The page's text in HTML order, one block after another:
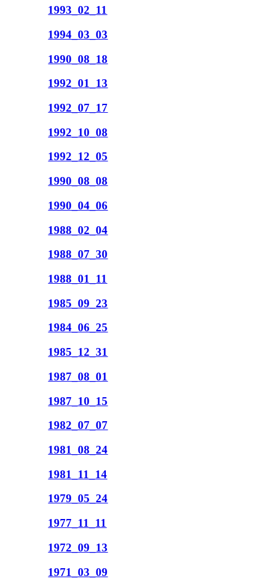
1993_02_11
1994_03_03
1990_08_18
1992_01_13
1992_07_17
1992_10_08
1992_12_05
1990_08_08
1990_04_06
1988_02_04
1988_07_30
1988_01_11
1985_09_23
1984_06_25
1985_12_31
1987_08_01
1987_10_15
1982_07_07
1981_08_24
1981_11_14
1979_05_24
1977_11_11
1972_09_13
1971_03_09